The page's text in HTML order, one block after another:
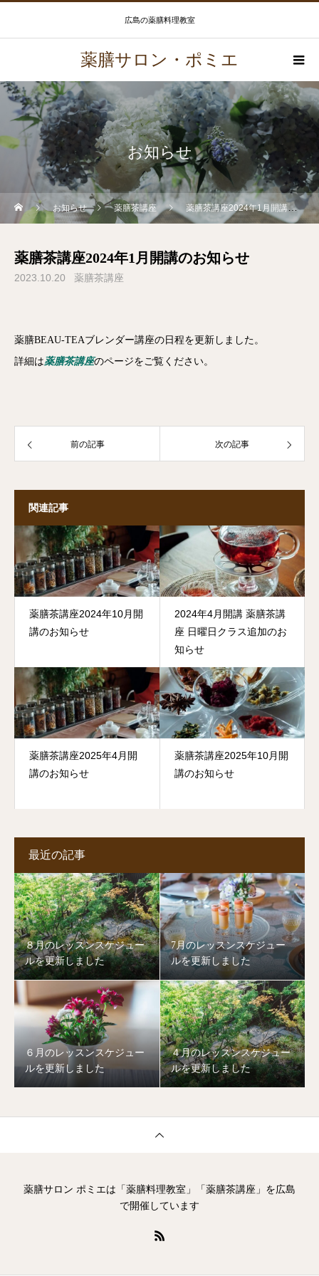
広島の薬膳料理教室
薬膳サロン・ポミエ
お知らせ
お知らせ 薬膳茶講座 薬膳茶講座2024年1月開講のお知らせ
薬膳茶講座2024年1月開講のお知らせ
2023.10.20 薬膳茶講座
薬膳BEAU-TEAブレンダー講座の日程を更新しました。
詳細は薬膳茶講座のページをご覧ください。
前の記事 次の記事
関連記事
薬膳茶講座2024年10月開
講のお知らせ
2024年4月開講 薬膳茶講
座 日曜日クラス追加のお
知らせ
薬膳茶講座2025年4月開
講のお知らせ
薬膳茶講座2025年10月開
講のお知らせ
最近の記事
８月のレッスンスケジュー
ルを更新しました
7月のレッスンスケジュー
ルを更新しました
６月のレッスンスケジュー
ルを更新しました
４月のレッスンスケジュー
ルを更新しました
薬膳サロン ポミエは「薬膳料理教室」「薬膳茶講座」を広島
で開催しています